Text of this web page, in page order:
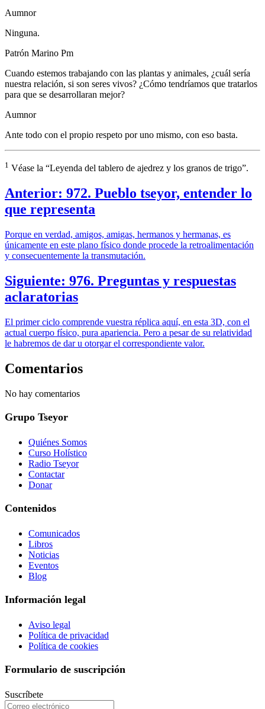
Aumnor
Ninguna.
Patrón Marino Pm
Cuando estemos trabajando con las plantas y animales, ¿cuál sería
nuestra relación, si son seres vivos? ¿Cómo tendríamos que tratarlos
para que se desarrollaran mejor?
Aumnor
Ante todo con el propio respeto por uno mismo, con eso basta.
1 Véase la “Leyenda del tablero de ajedrez y los granos de trigo”.
Anterior: 972. Pueblo tseyor, entender lo
que representa
Porque en verdad, amigos, amigas, hermanos y hermanas, es
únicamente en este plano físico donde procede la retroalimentación
y consecuentemente la transmutación.
Siguiente: 976. Preguntas y respuestas
aclaratorias
El primer ciclo comprende vuestra réplica aquí, en esta 3D, con el
actual cuerpo físico, pura apariencia. Pero a pesar de su relatividad
le habremos de dar u otorgar el correspondiente valor.
Comentarios
No hay comentarios
Grupo Tseyor
Quiénes Somos
Curso Holístico
Radio Tseyor
Contactar
Donar
Contenidos
Comunicados
Libros
Noticias
Eventos
Blog
Información legal
Aviso legal
Política de privacidad
Política de cookies
Formulario de suscripción
Suscríbete